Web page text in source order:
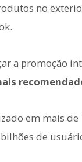
no
a promoção
em mais de
de